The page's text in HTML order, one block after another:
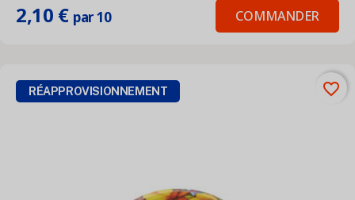
2,10 € par 10 COMMANDER
RÉAPPROVISIONNEMENT favorite_border